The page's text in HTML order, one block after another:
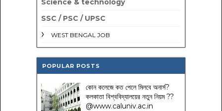
SSC / PSC / UPSC
WEST BENGAL JOB
POPULAR POSTS
কোন কলেজে কত পেলে মিলবে অনার্স?
কলকাতা বিশ্ববিদ্যালয়ের নতুন নিয়ম??
@www.caluniv.ac.in